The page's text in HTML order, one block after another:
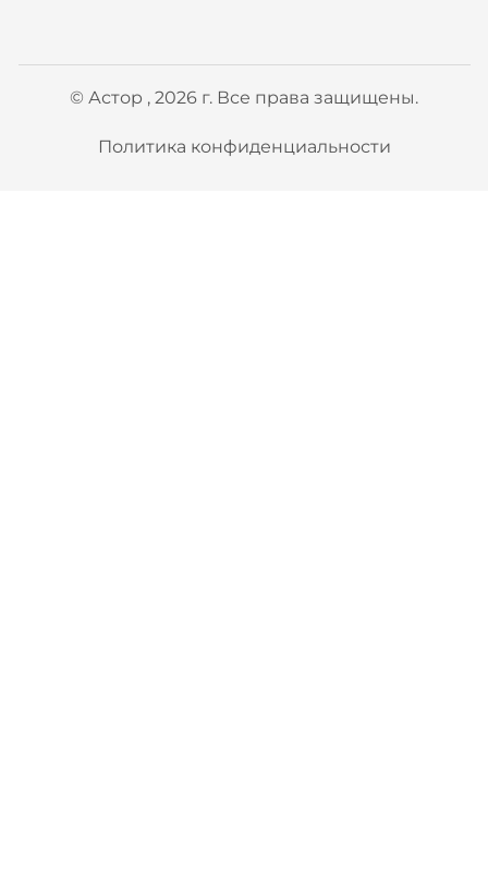
© Астор , 2026 г. Все права защищены.
Политика конфиденциальности